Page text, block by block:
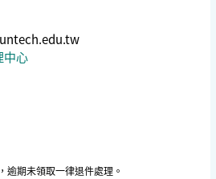
中心
期未領取一律退件處理。